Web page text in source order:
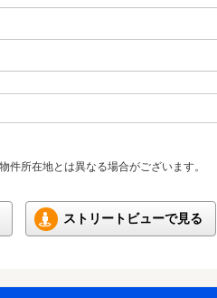
所在地とは異なる場合がございます。
ストリートビューで見る